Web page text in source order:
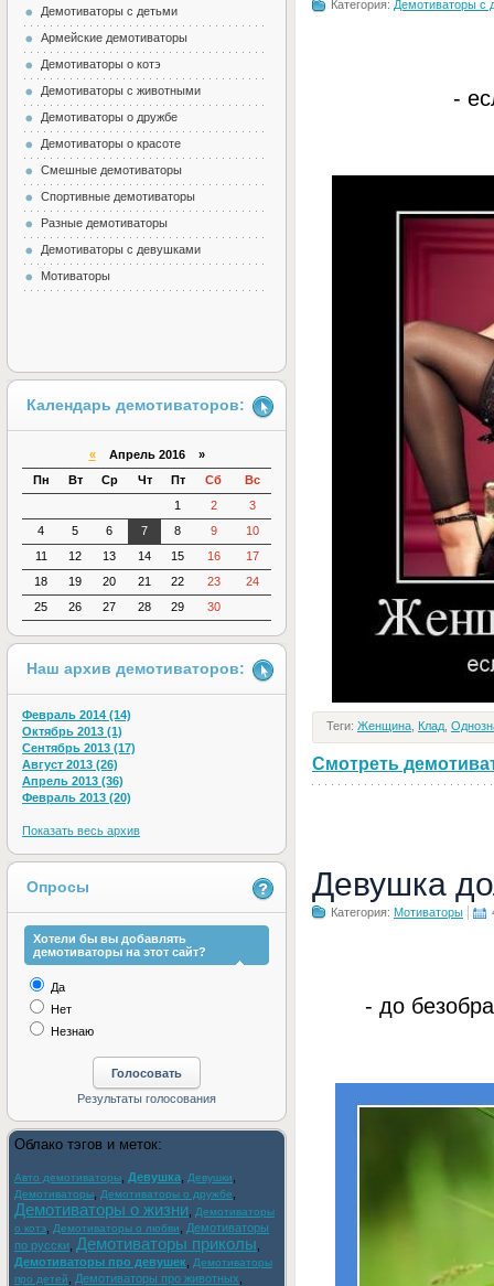
Категория: Демотиваторы с
-
Теги: Женщина Клад
Смотреть
Девушка
Категория: Мотиваторы
- до
Демотиваторы с детьми
Армейские демотиваторы
Демотиваторы о котэ
Демотиваторы с животными
Демотиваторы о дружбе
Демотиваторы о красоте
Смешные демотиваторы
Спортивные демотиваторы
Разные демотиваторы
Демотиваторы с девушками
Мотиваторы
Календарь демотиваторов:
«Апрель 2016 »
Пн
Вт Ср Чт Пт Сб
Вс
1
2
3
4
5 6 7 8 9
10
11
12 13 14 15 16
17
18
19 20 21 22 23
24
25
26 27 28 29 30
Наш архив демотиваторов:
Февраль 2014 (14)
Октябрь 2013 (1)
Сентябрь 2013 (17)
Август 2013 (26)
Апрель 2013 (36)
Февраль 2013 (20)
Показать весь архив
Опросы
Хотели бы вы добавлять
демотиваторы на этот сайт?
Да
Нет
Незнаю
Облако тэгов и меток:
Авто демотиваторы Девушка Девушки
Демотиваторы Демотиваторы о дружбе
Демотиваторы о жизни
Демотиваторы
о котэ
Демотиваторы о любви
Демотиваторы
по русски Демотиваторы приколы
Демотиваторы про девушек
Демотиваторы
про детей
Демотиваторы про животных